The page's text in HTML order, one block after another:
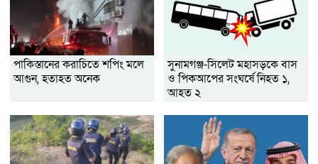
পাকিস্তানের করাচিতে শপিং মলে
আগুন, হতাহত অনেক
সুনামগঞ্জ-সিলেট মহাসড়কে বাস
ও পিকআপের সংঘর্ষে নিহত ১,
আহত ২